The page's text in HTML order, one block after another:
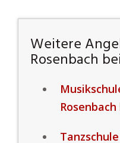
Weitere
Rosenbach